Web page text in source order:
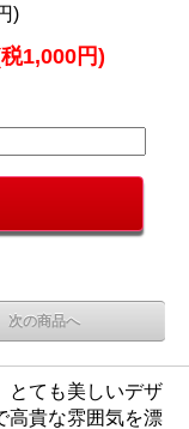
)
1,000円)
次の商品へ
とても美しいデザ
高貴な雰囲気を漂